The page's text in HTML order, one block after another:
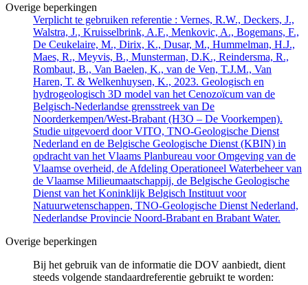
Overige beperkingen
Verplicht te gebruiken referentie : Vernes, R.W., Deckers, J.,
Walstra, J., Kruisselbrink, A.F., Menkovic, A., Bogemans, F.,
De Ceukelaire, M., Dirix, K., Dusar, M., Hummelman, H.J.,
Maes, R., Meyvis, B., Munsterman, D.K., Reindersma, R.,
Rombaut, B., Van Baelen, K., van de Ven, T.J.M., Van
Haren, T. & Welkenhuysen, K., 2023. Geologisch en
hydrogeologisch 3D model van het Cenozoïcum van de
Belgisch-Nederlandse grensstreek van De
Noorderkempen/West-Brabant (H3O – De Voorkempen).
Studie uitgevoerd door VITO, TNO-Geologische Dienst
Nederland en de Belgische Geologische Dienst (KBIN) in
opdracht van het Vlaams Planbureau voor Omgeving van de
Vlaamse overheid, de Afdeling Operationeel Waterbeheer van
de Vlaamse Milieumaatschappij, de Belgische Geologische
Dienst van het Koninklijk Belgisch Instituut voor
Natuurwetenschappen, TNO-Geologische Dienst Nederland,
Nederlandse Provincie Noord-Brabant en Brabant Water.
Overige beperkingen
Bij het gebruik van de informatie die DOV aanbiedt, dient
steeds volgende standaardreferentie gebruikt te worden: